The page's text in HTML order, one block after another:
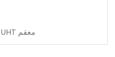
معقم UHT للحليب